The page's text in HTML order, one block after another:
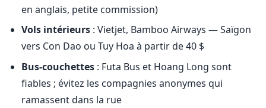
en anglais, petite commission)
Vols intérieurs : Vietjet, Bamboo Airways — Saïgon
vers Con Dao ou Tuy Hoa à partir de 40 $
Bus-couchettes : Futa Bus et Hoang Long sont
fiables ; évitez les compagnies anonymes qui
ramassent dans la rue